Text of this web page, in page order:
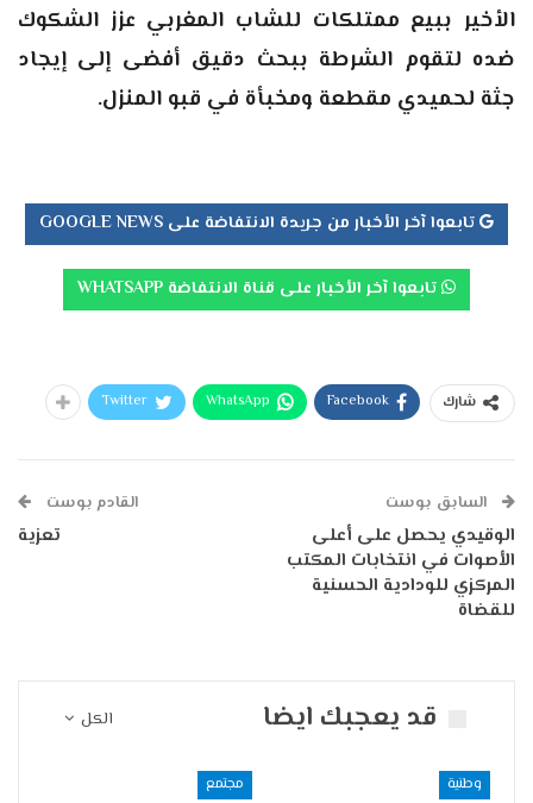
الأخير ببيع ممتلكات للشاب المغربي عزز الشكوك
ضده لتقوم الشرطة ببحث دقيق أفضى إلى إيجاد
جثة لحميدي مقطعة ومخبأة في قبو المنزل.
تابعوا آخر الأخبار من جريدة الانتفاضة على GOOGLE NEWS
تابعوا آخر الأخبار على قناة الانتفاضة WHATSAPP
شارك Facebook
WhatsApp
Twitter
السابق بوست
الوقيدي يحصل على أعلى
الأصوات في انتخابات المكتب
المركزي للودادية الحسنية
للقضاة
القادم بوست
تعزية
الكل قد يعجبك ايضا
وطنية مجتمع